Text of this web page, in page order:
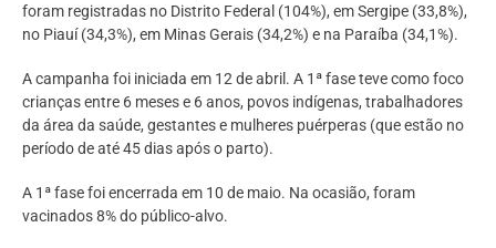
foram registradas no Distrito Federal (104%), em Sergipe (33,8%),
no Piauí (34,3%), em Minas Gerais (34,2%) e na Paraíba (34,1%).
A campanha foi iniciada em 12 de abril. A 1ª fase teve como foco
crianças entre 6 meses e 6 anos, povos indígenas, trabalhadores
da área da saúde, gestantes e mulheres puérperas (que estão no
período de até 45 dias após o parto).
A 1ª fase foi encerrada em 10 de maio. Na ocasião, foram
vacinados 8% do público-alvo.